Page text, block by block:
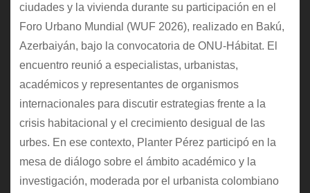
ciudades y la vivienda durante su participación en el
Foro Urbano Mundial (WUF 2026), realizado en Bakú,
Azerbaiyán, bajo la convocatoria de ONU-Hábitat. El
encuentro reunió a especialistas, urbanistas,
académicos y representantes de organismos
internacionales para discutir estrategias frente a la
crisis habitacional y el crecimiento desigual de las
urbes. En ese contexto, Planter Pérez participó en la
mesa de diálogo sobre el ámbito académico y la
investigación, moderada por el urbanista colombiano